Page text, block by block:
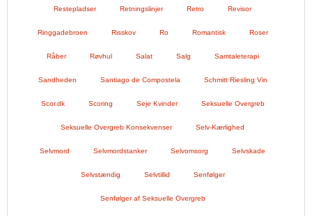
Restepladser Retningslinjer Retro Revisor
Ringgadebroen Risskov Ro Romantisk Roser
Råber Røvhul Salat Salg Samtaleterapi
Sandheden Santiago de Compostela Schmitt Riesling Vin
Scor.dk Scoring Seje Kvinder Seksuelle Overgreb
Seksuelle Overgreb Konsekvenser Selv-Kærlighed
Selvmord Selvmordstanker Selvomsorg Selvskade
Selvstændig Selvtillid Senfølger
Senfølger af Seksuelle Overgreb